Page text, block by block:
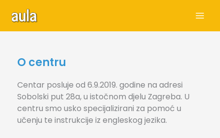
content
O centru
Centar posluje od 6.9.2019. godine na adresi
Sobolski put 28a, u istočnom djelu Zagreba. U
centru smo usko specijalizirani za pomoć u
učenju te instrukcije iz engleskog jezika.